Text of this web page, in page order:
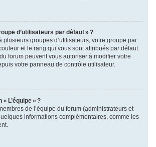
d’utilisateurs par défaut » ?
plusieurs groupes d’utilisateurs, votre groupe par
et le rang qui vous sont attribués par défaut.
forum peuvent vous autoriser à modifier votre
votre panneau de contrôle utilisateur.
L’équipe » ?
de l’équipe du forum (administrateurs et
informations complémentaires, comme les